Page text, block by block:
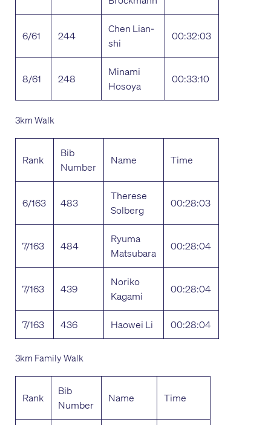
6/61 244
Chen Lian-
shi
00:32:03
8/61 248
Minami
Hosoya
00:33:10
3km Walk
Rank
Bib
Number
Name Time
6/163 483
Therese
Solberg
00:28:03
7/163 484
Ryuma
Matsubara
00:28:04
7/163 439
Noriko
Kagami
00:28:04
7/163 436 Haowei Li 00:28:04
3km Family Walk
Rank
Bib
Number
Name Time